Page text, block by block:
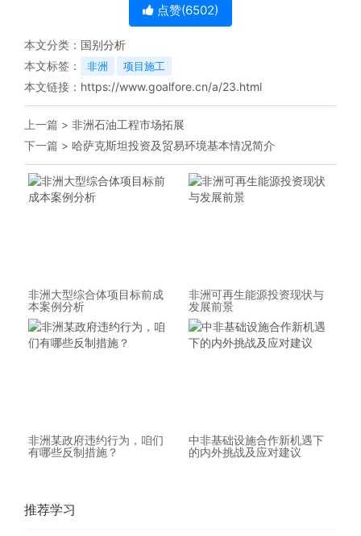
点赞(6502)
本文分类： 国别分析
本文标签：
非洲 项目施工
本文链接： https://www.goalfore.cn/a/23.html
上一篇 > 非洲石油工程市场拓展
下一篇 > 哈萨克斯坦投资及贸易环境基本情况简介
非洲大型综合体项目标前成
本案例分析
非洲可再生能源投资现状与
发展前景
非洲某政府违约行为，咱们
有哪些反制措施？
中非基础设施合作新机遇下
的内外挑战及应对建议
推荐学习